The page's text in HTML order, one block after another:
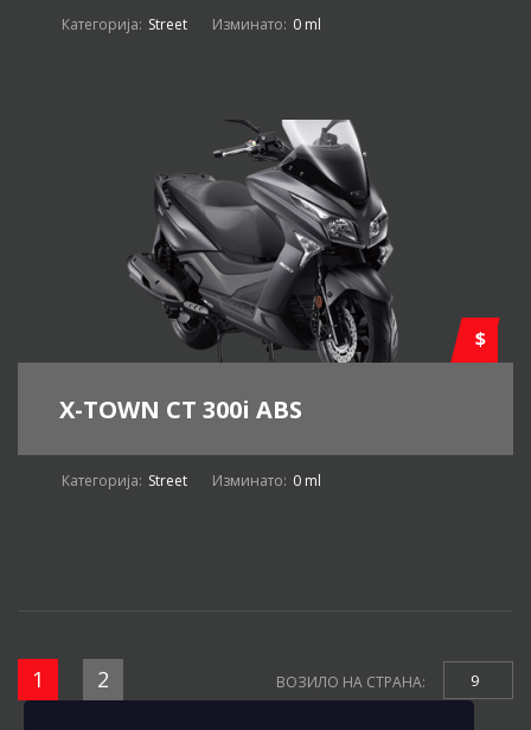
Категорија: Street Изминато: 0 ml
$
X-TOWN CT 300i ABS
Категорија: Street Изминато: 0 ml
1 2 ВОЗИЛО НА СТРАНА: 9